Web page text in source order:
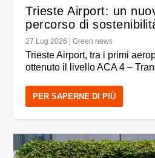
Trieste Airport: un
percorso di
27 Lug 2026 |Green news
Trieste Airport, tra i primi
ottenuto il livello ACA 4 –
PER SAPERNE DI PIÙ